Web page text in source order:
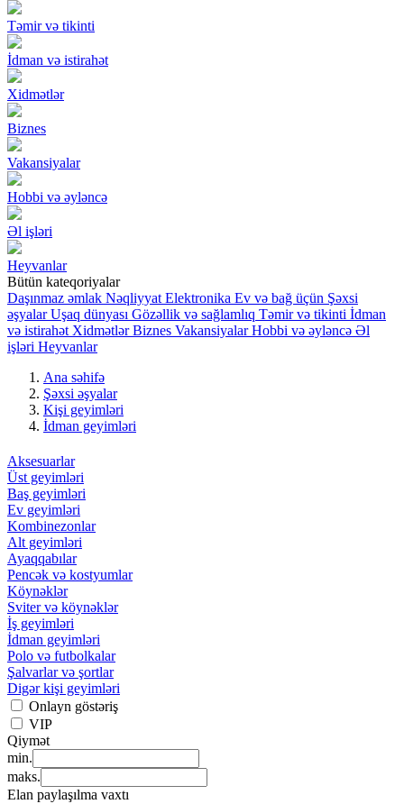
Təmir və tikinti
İdman və istirahət
Xidmətlər
Biznes
Vakansiyalar
Hobbi və əyləncə
Əl işləri
Heyvanlar
Bütün kateqoriyalar
Daşınmaz əmlak Nəqliyyat Elektronika Ev və bağ üçün Şəxsi
əşyalar Uşaq dünyası Gözəllik və sağlamlıq Təmir və tikinti İdman
və istirahət Xidmətlər Biznes Vakansiyalar Hobbi və əyləncə Əl
işləri Heyvanlar
Ana səhifə
Şəxsi əşyalar
Kişi geyimləri
İdman geyimləri
Aksesuarlar
Üst geyimləri
Baş geyimləri
Ev geyimləri
Kombinezonlar
Alt geyimləri
Ayaqqabılar
Pencək və kostyumlar
Köynəklər
Sviter və köynəklər
İş geyimləri
İdman geyimləri
Polo və futbolkalar
Şalvarlar və şortlar
Digər kişi geyimləri
Onlayn göstəriş
VIP
Qiymət
min.
maks.
Elan paylaşılma vaxtı